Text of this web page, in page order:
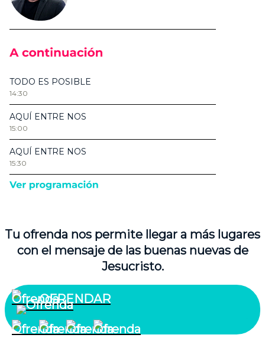
Tu ofrenda nos permite llegar a más lugares
con el mensaje de las buenas nuevas de
Jesucristo.
OFRENDAR